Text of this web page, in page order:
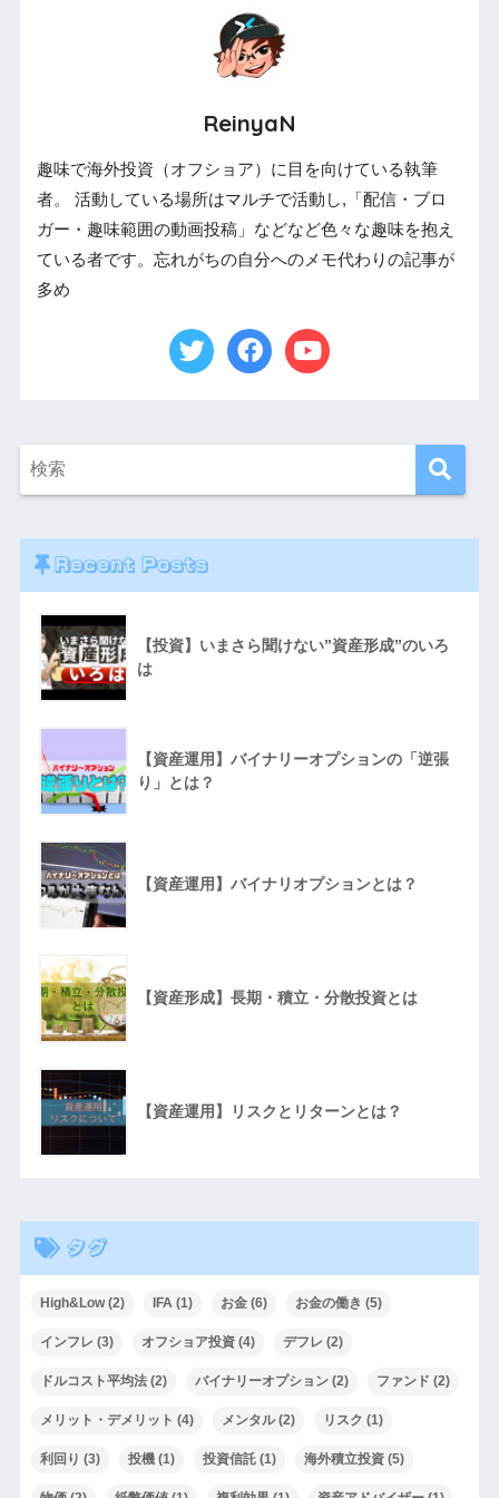
ReinyaN
趣味で海外投資（オフショア）に目を向けている執筆
者。 活動している場所はマルチで活動し,「配信・ブロ
ガー・趣味範囲の動画投稿」などなど色々な趣味を抱え
ている者です。忘れがちの自分へのメモ代わりの記事が
多め
Recent Posts
【投資】いまさら聞けない”資産形成”のいろ
は
【資産運用】バイナリーオプションの「逆張
り」とは？
【資産運用】バイナリオプションとは？
【資産形成】長期・積立・分散投資とは
【資産運用】リスクとリターンとは？
タグ
High&Low(2) IFA(1) お金(6) お金の働き (5)
インフレ (3) オフショア投資(4) デフレ (2)
ドルコスト平均法(2) バイナリーオプション(2) ファンド (2)
メリット・デメリット (4) メンタル(2) リスク (1)
利回り (3) 投機(1) 投資信託(1) 海外積立投資(5)